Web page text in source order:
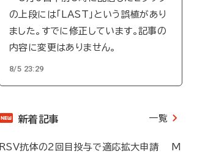
の上段には「LAST」という誤植があり
ました。すでに修正しています。記事の
内容に変更はありません。
8/5 23:29
新着記事 一覧
RSV抗体の2回目投与で適応拡大申請 M